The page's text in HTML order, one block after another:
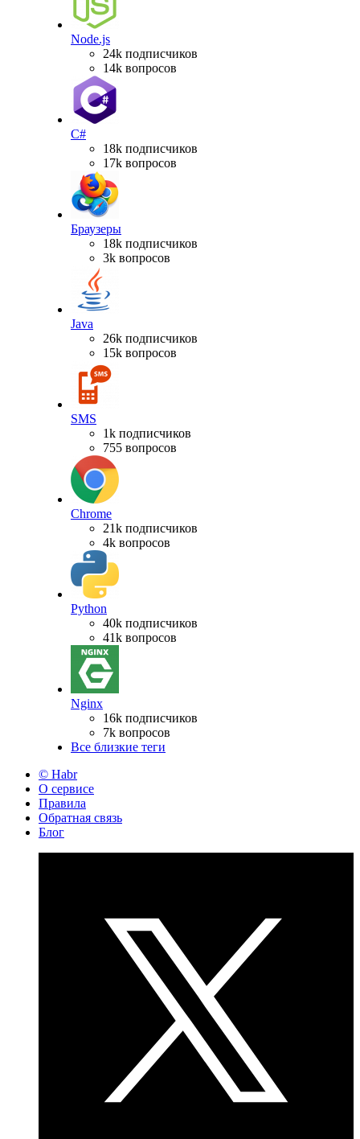
Node.js
24k подписчиков
14k вопросов
C#
18k подписчиков
17k вопросов
Браузеры
18k подписчиков
3k вопросов
Java
26k подписчиков
15k вопросов
SMS
1k подписчиков
755 вопросов
Chrome
21k подписчиков
4k вопросов
Python
40k подписчиков
41k вопросов
Nginx
16k подписчиков
7k вопросов
Все близкие теги
© Habr
О сервисе
Правила
Обратная связь
Блог